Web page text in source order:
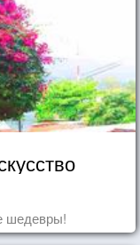
шедевры!